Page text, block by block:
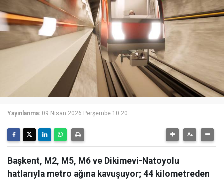
Yayınlanma: 09 Nisan 2026 Perşembe 10:20
Başkent, M2, M5, M6 ve Dikimevi-Natoyolu
hatlarıyla metro ağına kavuşuyor; 44 kilometreden